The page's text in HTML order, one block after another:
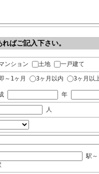
ばご記入下さい。
ンション 土地 一戸建て
～1ヶ月 3ヶ月以内 3ヶ月以
年
人
駅